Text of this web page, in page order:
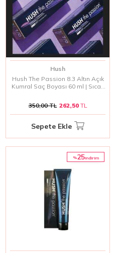
Hush
Hush The Passion 8.3 Altın Açık
Kumral Saç Boyası 60 ml | Sıcak
350,00TL 262,50TL
Sepete Ekle
%25i̇ndirim